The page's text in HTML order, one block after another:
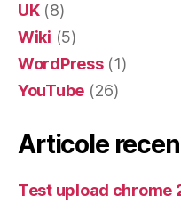
UK(8)
Wiki (5)
WordPress(1)
YouTube (26)
Articole
Test upload chrome